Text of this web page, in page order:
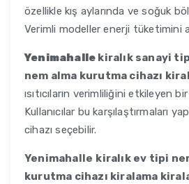
özellikle kış aylarında ve soğuk
Verimli modeller enerji tüketimini
Yenimahalle kiralık sanayi
nem alma kurutma cihazı
ısıtıcıların verimliliğini etkileyen
Kullanıcılar bu karşılaştırmaları
cihazı seçebilir.
Yenimahalle kiralık ev tipi
kurutma cihazı kiralama